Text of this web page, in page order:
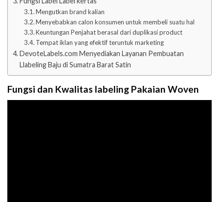
Mengutkan brand kalian
Menyebabkan calon konsumen untuk membeli suatu hal
Keuntungan Penjahat berasal dari duplikasi product
Tempat iklan yang efektif teruntuk marketing
DevoteLabels.com Menyediakan Layanan Pembuatan
Llabeling Baju di Sumatra Barat Satin
Fungsi dan Kwalitas labeling Pakaian Woven